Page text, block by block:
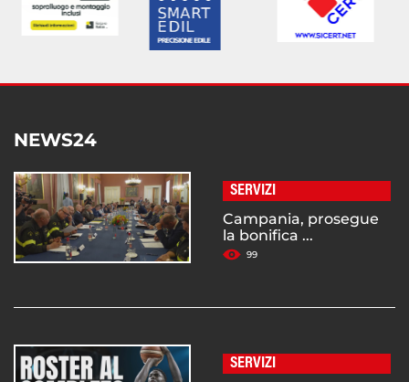
NEWS24
SERVIZI
Campania, prosegue
la bonifica ...
99
SERVIZI